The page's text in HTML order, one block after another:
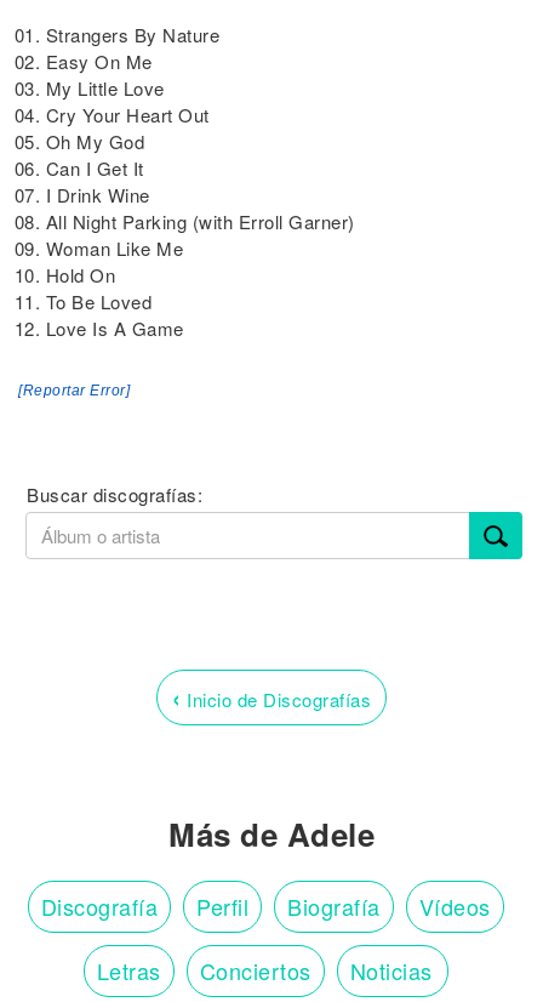
01. Strangers By Nature
02. Easy On Me
03. My Little Love
04. Cry Your Heart Out
05. Oh My God
06. Can I Get It
07. I Drink Wine
08. All Night Parking (with Erroll Garner)
09. Woman Like Me
10. Hold On
11. To Be Loved
12. Love Is A Game
[Reportar Error]
Buscar discografías:
‹ Inicio de Discografías
Más de Adele
Discografía Perfil Biografía Vídeos
Letras Conciertos Noticias